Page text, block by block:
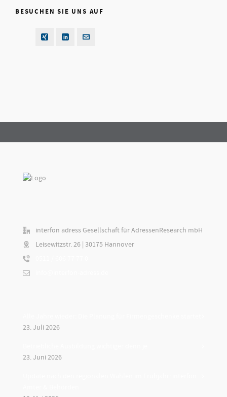
BESUCHEN SIE UNS AUF
interfon adress Gesellschaft für AdressenResearch mbH
Leisewitzstr. 26 | 30175 Hannover
23. Juli 2026
23. Juni 2026